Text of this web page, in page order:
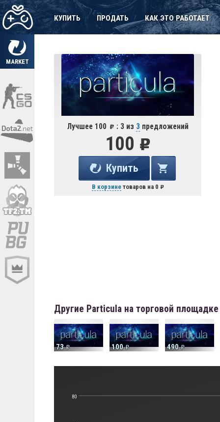
MARKET
КУПИТЬ ПРОДАТЬ КАК ЭТО РАБОТАЕТ
Лучшее 100 : 3 из 3 предложений
100
Купить
В корзинетоваров на 0
Другие Particula на торговой площадке
73 100 490
80